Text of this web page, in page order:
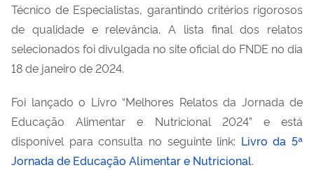
Técnico de Especialistas, garantindo critérios rigorosos
de qualidade e relevância. A lista final dos relatos
selecionados foi divulgada no site oficial do FNDE no dia
18 de janeiro de 2024.
Foi lançado o Livro “Melhores Relatos da Jornada de
Educação Alimentar e Nutricional 2024” e está
disponível para consulta no seguinte link: Livro da 5ª
Jornada de Educação Alimentar e Nutricional.